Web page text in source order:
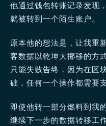
他通过钱包转账记录发现
就被转到一个陌生账户。
原本他的想法是，让我重
客数据以乾坤大挪移的方
只能失败告终，因为在区
础，任何一个操作都需要
即使他转一部分燃料到我
继续下一步的数据转移工